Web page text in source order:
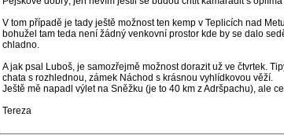
V tom případě je tady ještě možnost ten kemp v Teplicích nad
bohužel tam teda není žádný venkovní prostor kde by se dalo
chladno.
A jak psal Luboš, je samozřejmě možnost dorazit už ve čtvrtek.
chata s rozhlednou, zámek Náchod s krásnou vyhlídkovou věží.
Ještě mě napadl výlet na Sněžku (je to 40 km z Adršpachu), ale
Tereza